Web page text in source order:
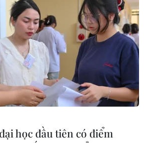
kênh nào?
Xem thêm
TẤN XÃ VIỆT NAM
học đầu tiên có điểm